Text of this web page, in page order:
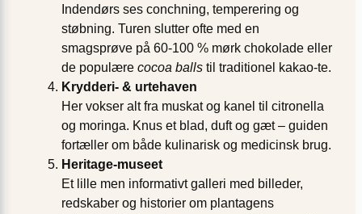
Indendørs ses conchning, temperering og
støbning. Turen slutter ofte med en
smagsprøve på 60-100 % mørk chokolade eller
de populære cocoa balls til traditionel kakao-te.
Krydderi- & urtehaven
Her vokser alt fra muskat og kanel til citronella
og moringa. Knus et blad, duft og gæt – guiden
fortæller om både kulinarisk og medicinsk brug.
Heritage-museet
Et lille men informativt galleri med billeder,
redskaber og historier om plantagens